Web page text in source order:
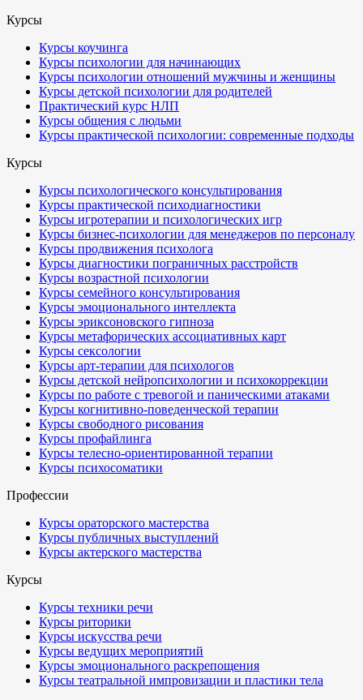
Курсы
Курсы коучинга
Курсы психологии для начинающих
Курсы психологии отношений мужчины и женщины
Курсы детской психологии для родителей
Практический курс НЛП
Курсы общения с людьми
Курсы практической психологии: современные подходы
Курсы
Курсы психологического консультирования
Курсы практической психодиагностики
Курсы игротерапии и психологических игр
Курсы бизнес-психологии для менеджеров по персоналу
Курсы продвижения психолога
Курсы диагностики пограничных расстройств
Курсы возрастной психологии
Курсы семейного консультирования
Курсы эмоционального интеллекта
Курсы эриксоновского гипноза
Курсы метафорических ассоциативных карт
Курсы сексологии
Курсы арт-терапии для психологов
Курсы детской нейропсихологии и психокоррекции
Курсы по работе с тревогой и паническими атаками
Курсы когнитивно-поведенческой терапии
Курсы свободного рисования
Курсы профайлинга
Курсы телесно-ориентированной терапии
Курсы психосоматики
Профессии
Курсы ораторского мастерства
Курсы публичных выступлений
Курсы актерского мастерства
Курсы
Курсы техники речи
Курсы риторики
Курсы искусства речи
Курсы ведущих мероприятий
Курсы эмоционального раскрепощения
Курсы театральной импровизации и пластики тела